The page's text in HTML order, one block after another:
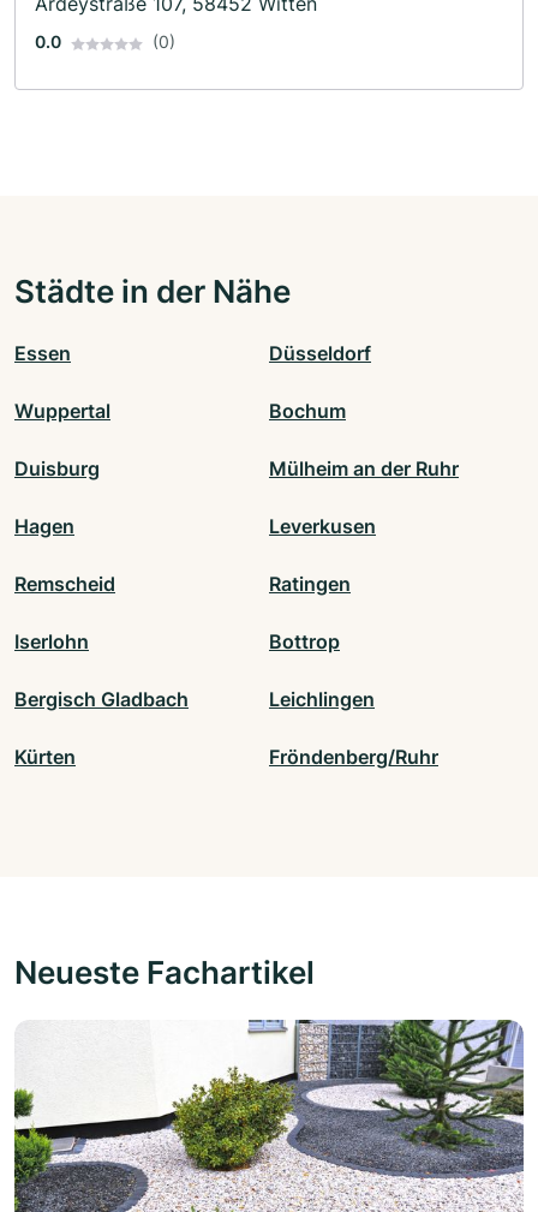
0.0 (0)
Städte in der Nähe
Essen Düsseldorf
Wuppertal Bochum
Duisburg Mülheim an der Ruhr
Hagen Leverkusen
Remscheid Ratingen
Iserlohn Bottrop
Bergisch Gladbach Leichlingen
Kürten Fröndenberg/Ruhr
Neueste Fachartikel